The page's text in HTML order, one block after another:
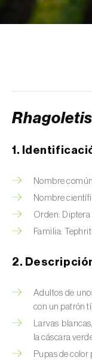
xanthenes
)
sasakii
Barrenador
fusca )
Barrenador
fornicatior, E.
Barrenador
1.
Nombre
Nombre
Orden: Diptera
Familia:
2.
Adultos de
con un patrón
Larvas
la cáscara
Pupas de color